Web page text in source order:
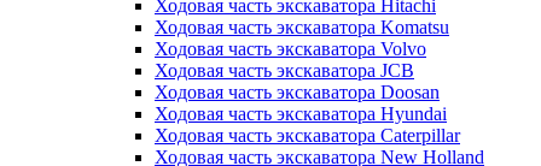
Ходовая часть экскаватора Hitachi
Ходовая часть экскаватора Komatsu
Ходовая часть экскаватора Volvo
Ходовая часть экскаватора JCB
Ходовая часть экскаватора Doosan
Ходовая часть экскаватора Hyundai
Ходовая часть экскаватора Caterpillar
Ходовая часть экскаватора New Holland